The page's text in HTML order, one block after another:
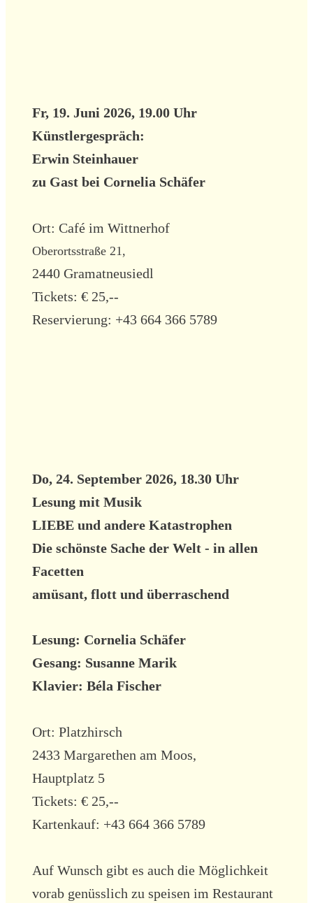
Fr, 19. Juni 2026, 19.00 Uhr
Künstlergespräch:
Erwin Steinhauer
zu Gast bei Cornelia Schäfer
Ort: Café im Wittnerhof
Oberortsstraße 21,
2440 Gramatneusiedl
Tickets: € 25,--
Reservierung: +43 664 366 5789
Do, 24. September 2026, 18.30 Uhr
Lesung mit Musik
LIEBE und andere Katastrophen
Die schönste Sache der Welt - in allen
Facetten
amüsant, flott und überraschend
Lesung: Cornelia Schäfer
Gesang: Susanne Marik
Klavier: Béla Fischer
Ort: Platzhirsch
2433 Margarethen am Moos,
Hauptplatz 5
Tickets: € 25,--
Kartenkauf: +43 664 366 5789
Auf Wunsch gibt es auch die Möglichkeit
vorab genüsslich zu speisen im Restaurant